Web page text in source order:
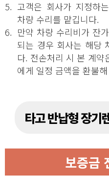
5. 고객은 회사가 지정하
차량 수리를 맡깁니다.
6. 만약 차량 수리비가 잔
되는 경우 회사는 해당
다. 전손처리 시 본 계약
에게 일정 금액을 환불
타고 반납형 장기
보증금